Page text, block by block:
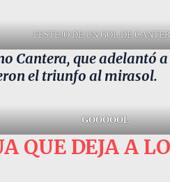
FESTEJO DE UN GOL DE
Cantera, que adelantó
el triunfo al mirasol.
GOOOOOL
QUE DEJA A